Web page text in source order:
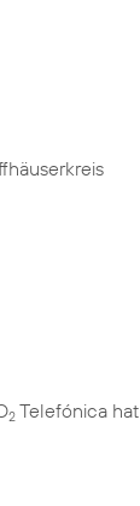
2 Telefónica hat